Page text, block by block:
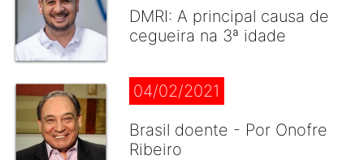
DMRI: A principal causa de
cegueira na 3ª idade
04/02/2021
Brasil doente - Por Onofre
Ribeiro